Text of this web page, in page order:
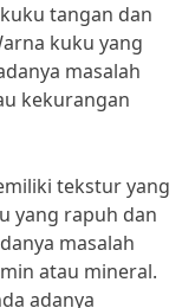
tangan dan
kuku yang
masalah
kekurangan
tekstur yang
yang rapuh dan
masalah
atau mineral.
adanya